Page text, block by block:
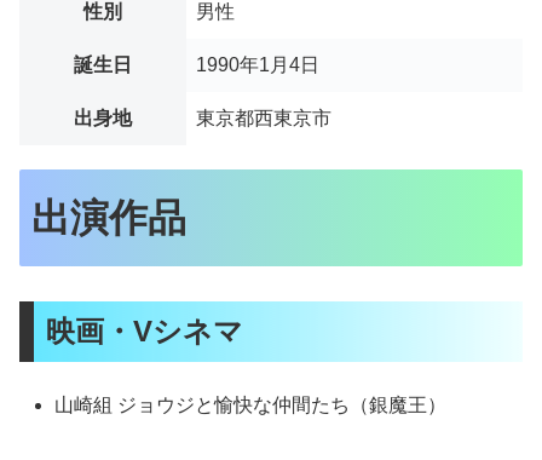
性別 男性
誕生日 1990年1月4日
出身地 東京都西東京市
出演作品
映画・Vシネマ
山崎組 ジョウジと愉快な仲間たち（銀魔王）